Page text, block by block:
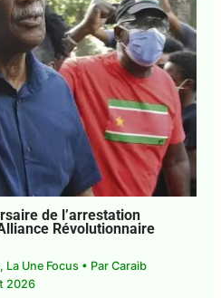
ICC. Pourquoi Kolors
•Focus,La Une Focus•
juillet 2026